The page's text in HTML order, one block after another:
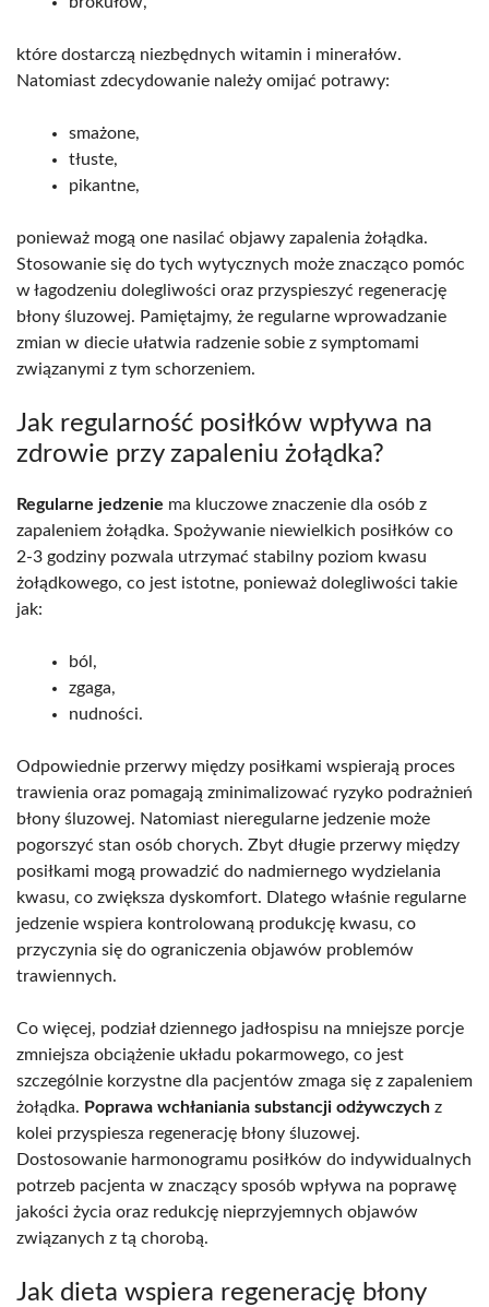
które dostarczą niezbędnych witamin i minerałów.
Natomiast zdecydowanie należy omijać potrawy:
smażone,
tłuste,
pikantne,
ponieważ mogą one nasilać objawy zapalenia żołądka.
Stosowanie się do tych wytycznych może znacząco pomóc
w łagodzeniu dolegliwości oraz przyspieszyć regenerację
błony śluzowej. Pamiętajmy, że regularne wprowadzanie
zmian w diecie ułatwia radzenie sobie z symptomami
związanymi z tym schorzeniem.
Jak regularność posiłków wpływa na
zdrowie przy zapaleniu żołądka?
Regularne jedzenie ma kluczowe znaczenie dla osób z
zapaleniem żołądka. Spożywanie niewielkich posiłków co
2-3 godziny pozwala utrzymać stabilny poziom kwasu
żołądkowego, co jest istotne, ponieważ dolegliwości takie
jak:
ból,
zgaga,
nudności.
Odpowiednie przerwy między posiłkami wspierają proces
trawienia oraz pomagają zminimalizować ryzyko podrażnień
błony śluzowej. Natomiast nieregularne jedzenie może
pogorszyć stan osób chorych. Zbyt długie przerwy między
posiłkami mogą prowadzić do nadmiernego wydzielania
kwasu, co zwiększa dyskomfort. Dlatego właśnie regularne
jedzenie wspiera kontrolowaną produkcję kwasu, co
przyczynia się do ograniczenia objawów problemów
trawiennych.
Co więcej, podział dziennego jadłospisu na mniejsze porcje
zmniejsza obciążenie układu pokarmowego, co jest
szczególnie korzystne dla pacjentów zmaga się z zapaleniem
żołądka. Poprawa wchłaniania substancji odżywczych z
kolei przyspiesza regenerację błony śluzowej.
Dostosowanie harmonogramu posiłków do indywidualnych
potrzeb pacjenta w znaczący sposób wpływa na poprawę
jakości życia oraz redukcję nieprzyjemnych objawów
związanych z tą chorobą.
Jak dieta wspiera regenerację błony